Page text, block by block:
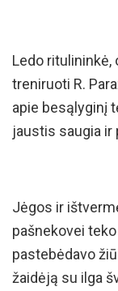
Ledo ritulininkė,
treniruoti R.
apie besąlyginį
jaustis saugia ir
Jėgos ir
pašnekovei
pastebėdavo
žaidėją su ilga